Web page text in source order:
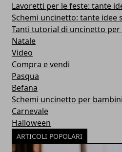
Lavoretti per le feste: tante
Schemi uncinetto: tante idee
Tanti tutorial di uncinetto
Natale
Video
Compra e vendi
Pasqua
Befana
Schemi uncinetto per
Carnevale
Halloween
ARTICOLI POPOLARI